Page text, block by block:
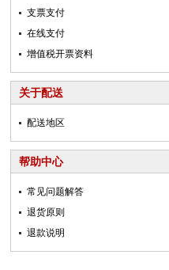
支票支付
在线支付
增值税开票资料
关于配送
配送地区
帮助中心
常见问题解答
退货原则
退款说明